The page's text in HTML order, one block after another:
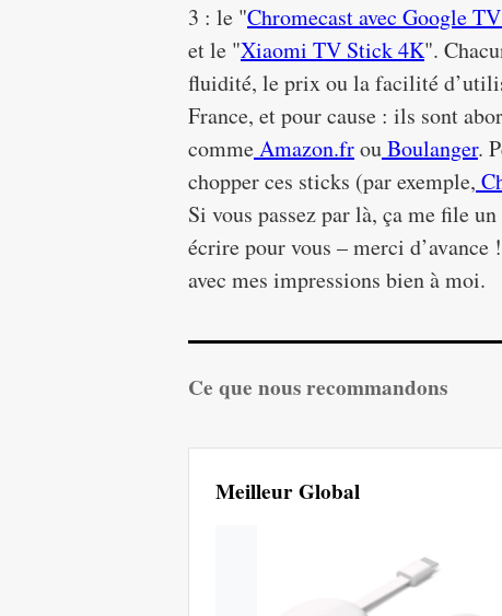
3 : le "Chromecast avec Google
et le "Xiaomi TV Stick 4K".
fluidité, le prix ou la facilité
France, et pour cause : ils sont
commeAmazon.frouBoulanger.
chopper ces sticks (par exemple,
Si vous passez par là, ça me file
écrire pour vous – merci
avec mes impressions bien à moi.
Ce que nous recommandons
Meilleur Global